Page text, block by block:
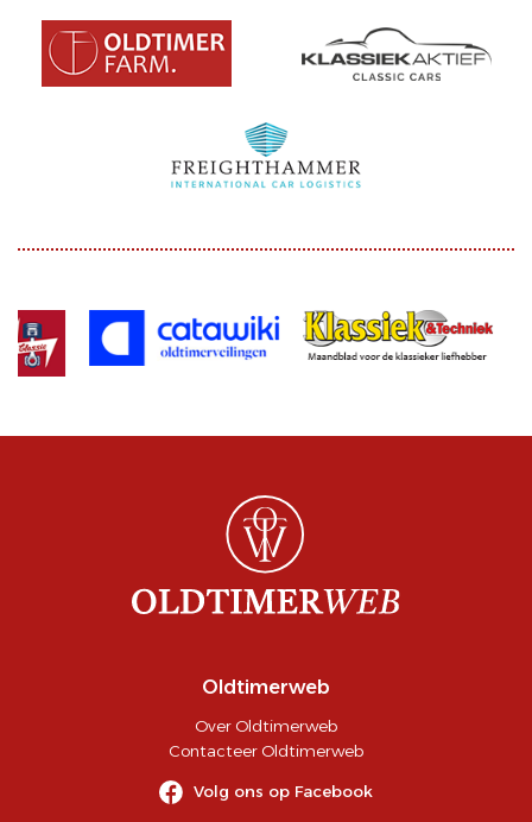
Oldtimerweb
Over Oldtimerweb
Contacteer Oldtimerweb
Volg ons op Facebook